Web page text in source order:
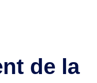
de la